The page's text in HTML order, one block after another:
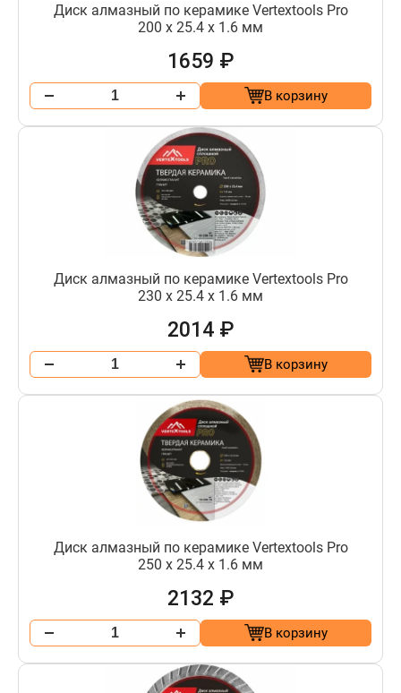
Диск алмазный по керамике Vertextools Pro
200 х 25.4 х 1.6 мм
1659 ₽
В корзину
Диск алмазный по керамике Vertextools Pro
230 х 25.4 х 1.6 мм
2014 ₽
В корзину
Диск алмазный по керамике Vertextools Pro
250 х 25.4 х 1.6 мм
2132 ₽
В корзину